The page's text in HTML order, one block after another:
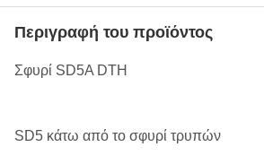
Περιγραφή του προϊόντος
Σφυρί SD5A DTH
SD5 κάτω από το σφυρί τρυπών